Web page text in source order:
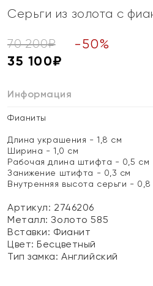
Серьги из золота с
70 200₽ -50%
35 100₽
Информация
Фианиты
Длина украшения - 1,8 см
Ширина - 1,0 см
Рабочая длина штифта - 0,5 см
Занижение штифта - 0,3 см
Внутренняя высота серьги - 0,8
Артикул: 2746206
Металл:Золото 585
Вставки: Фианит
Цвет:Бесцветный
Тип замка:Английский